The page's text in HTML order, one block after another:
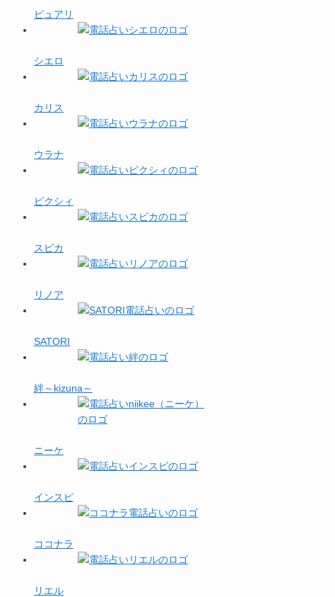
ピュアリ
シエロ
カリス
ウラナ
ピクシィ
スピカ
リノア
SATORI
絆～kizuna～
ニーケ
インスピ
ココナラ
リエル